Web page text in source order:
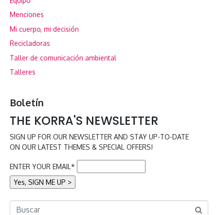
Menciones
Mi cuerpo, mi decisión
Recicladoras
Taller de comunicación ambiental
Talleres
Boletín
THE KORRA'S NEWSLETTER
SIGN UP FOR OUR NEWSLETTER AND STAY UP-TO-DATE
ON OUR LATEST THEMES & SPECIAL OFFERS!
ENTER YOUR EMAIL*